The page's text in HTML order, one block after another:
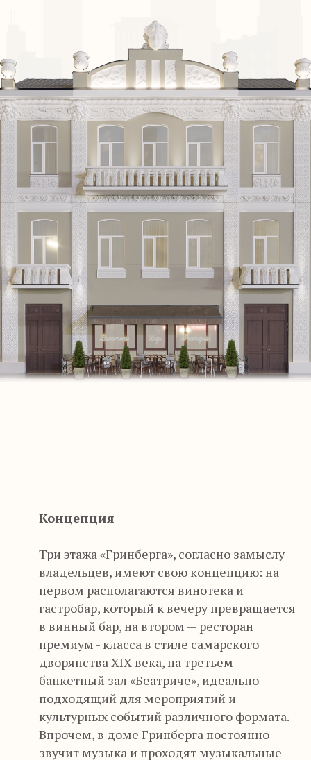
Концепция
Три этажа «Гринберга», согласно замыслу
владельцев, имеют свою концепцию: на
первом располагаются винотека и
гастробар, который к вечеру превращается
в винный бар, на втором — ресторан
премиум - класса в стиле самарского
дворянства XIX века, на третьем —
банкетный зал «Беатриче», идеально
подходящий для мероприятий и
культурных событий различного формата.
Впрочем, в доме Гринберга постоянно
звучит музыка и проходят музыкальные